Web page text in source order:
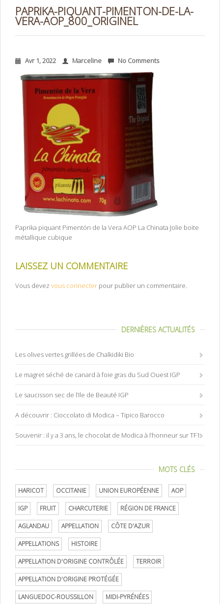
PAPRIKA-PIQUANT-PIMENTON-DE-LA-
VERA-AOP_800_ORIGINEL
Avr 1, 2022 Marceline No Comments
Paprika piquant Pimentón de la Vera AOP La Chinata Jolie boite
métallique cubique
LAISSEZ UN COMMENTAIRE
Vous devez vous connecter pour publier un commentaire.
DERNIÈRES ACTUALITÉS
Les olives vertes grillées de Chalkidiki Bio
Le magret séché de canard à foie gras du Sud Ouest IGP
Le saucisson sec de l’Ile de Beauté IGP
A découvrir : Cioccolato di Modica – Tipico Barocco
Souvenir : il y a 3 ans, le chocolat de Modica à l’honneur sur TF1
MOTS CLÉS
HARICOT OCCITANIE UNION EUROPÉENNE AOP
IGP FRUIT CHARCUTERIE RÉGION DE FRANCE
AGLANDAU APPELLATION CÔTE D'AZUR
APPELLATIONS HISTOIRE
APPELLATION D'ORIGINE CONTRÔLÉE TERROIR
APPELLATION D'ORIGINE PROTÉGÉE
LANGUEDOC-ROUSSILLON MIDI-PYRÉNÉES